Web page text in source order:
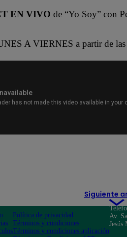
EN VIVO de “Yo Soy” con
A VIERNES a partir de
Siguiente
Política de privacidad
Términos y condiciones
Términos y condiciones aplicación
Av.
Jesús